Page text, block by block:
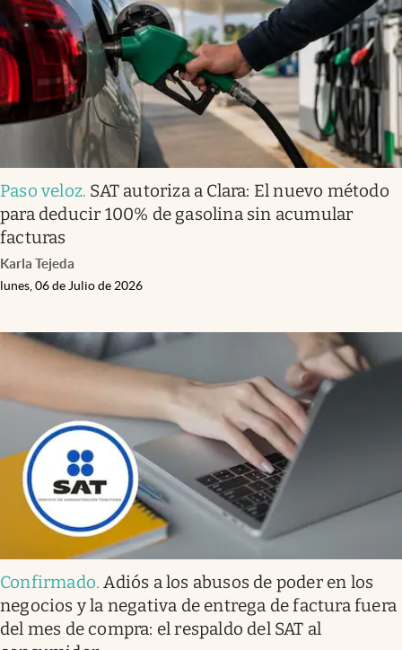
Clima
Espiritualidad
Mediakit
abre en nueva pestaña
México
Paso veloz. SAT autoriza a Clara: El nuevo método
para deducir 100% de gasolina sin acumular
facturas
Karla Tejeda
lunes, 06 de Julio de 2026
Confirmado. Adiós a los abusos de poder en los
negocios y la negativa de entrega de factura fuera
del mes de compra: el respaldo del SAT al